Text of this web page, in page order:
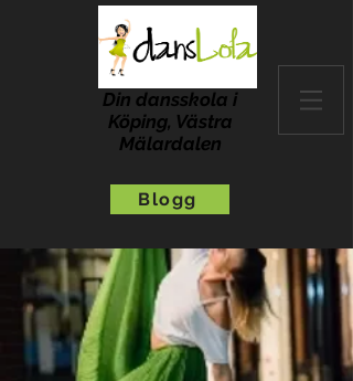
Din dansskola i
Köping, Västra
Mälardalen
Blogg